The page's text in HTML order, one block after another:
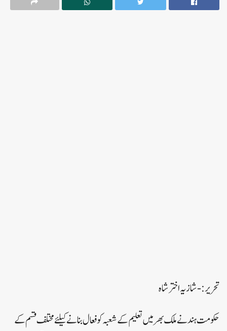
تحریر:-شازیہ اختر شاہ
حکومت ہند نے ملک بھر میں تعلیم کے شعبہ کو فعال بنانے کیلئے مختلف قسم کے